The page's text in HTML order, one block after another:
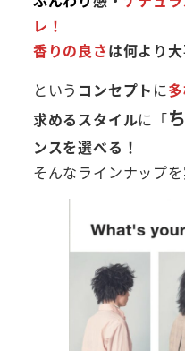
レ！
香りの良さは何より大
という コンセプト に
求めるスタイルに「
ンスを選べる！
そんなラインナップ